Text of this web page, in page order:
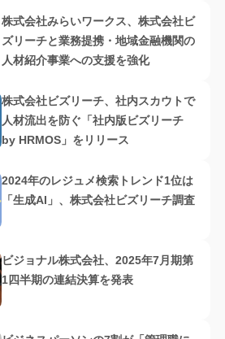
株式会社みらいワークス、株式会社ビ
ズリーチと業務提携・地域金融機関の
人材紹介事業への支援を強化
株式会社ビズリーチ、社内スカウトで
人材流出を防ぐ「社内版ビズリーチ
by HRMOS」をリリース
2024年のレジュメ検索トレンド1位は
「生成AI」、株式会社ビズリーチ調査
ビジョナル株式会社、2025年7月期第
1四半期の連結決算を発表